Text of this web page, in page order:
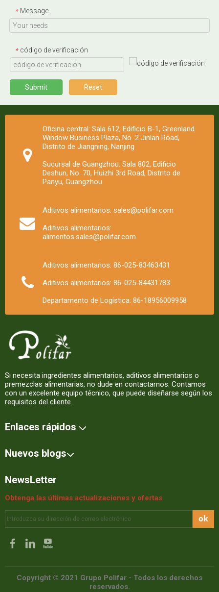
* Message
* código de verificación
Submit Reset
Oficina central: Sala 612, Edificio B-1, Greenland
Window Business Plaza, No. 2 Jinlan Road,
Distrito de Jiangning, Nanjing
Sucursal de Guangzhou: Sala 802, Edificio
Deshun, No. 70, Huizhi 3rd Road, Distrito de
Panyu, Guangzhou
Aditivos alimentarios: sales@polifar.com
Aditivos alimentarios:
alimentos.sales@polifar.com
Aditivos alimentarios: 86-025-83463431
Aditivos alimentarios: 86-025-84431783
Departamento de Logística: 86-18956009958
Si necesita ingredientes alimentarios, aditivos alimentarios o
premezclas alimentarias, no dude en contactarnos. Contamos
con un excelente equipo técnico, que puede diseñarse según los
requisitos del cliente.
Enlaces rápidos
Nuevos blogs
NewsLetter
Obtenga las últimas actualizaciones y ofertas
ok
Copyright © 2021 Grupo Polifar - Todos los derechos
reservados.